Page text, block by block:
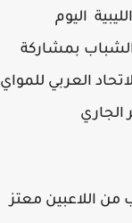
اليوم
بمشاركة
العربي للمواي
اللاعبين معتز